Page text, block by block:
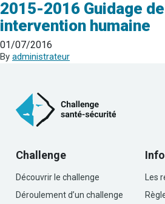
2015-2016 Guidage
intervention humaine
01/07/2016
By administrateur
Challenge
Découvrir le challenge
Déroulement d’un challenge
Les